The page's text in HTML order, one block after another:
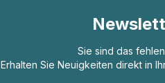
Sie sind das
Erhalten Sie Neuigkeiten direkt in